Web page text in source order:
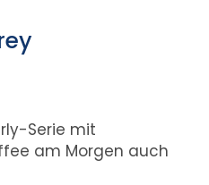
Serie mit
am Morgen auch